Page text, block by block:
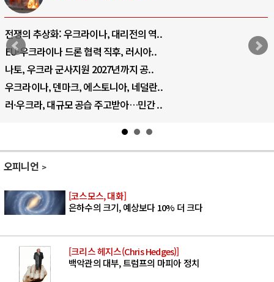
전쟁의 추상화: 우크라이나, 대리전의 역..
EU·우크라이나 드론 협력 직후, 러시아..
나토, 우크라 군사지원 2027년까지 공..
우크라이나, 덴마크, 에스토니아, 네덜란..
러·우크라, 대규모 공습 주고받아…민간 ..
오피니언
[코스모스, 대화]
은하수의 크기, 예상보다 10% 더 크다
[크리스 헤지스(Chris Hedges)]
백악관의 대부, 트럼프의 마피아 정치